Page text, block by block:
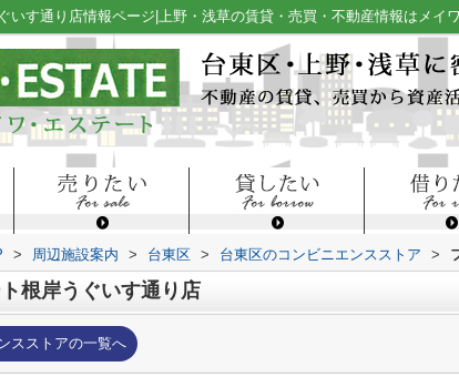
> 周辺施設案内 > 台東区 > 台東区のコンビニエンスストア >
根岸うぐいす通り店
スストアの一覧へ